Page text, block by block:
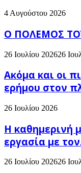
4 Αυγούστου 2026
Ο ΠΟΛΕΜΟΣ
26 Ιουλίου 202626
Ακόμα και οι
ερήμου στον
26 Ιουλίου 2026
H καθημερινή
εργασία με
26 Ιουλίου 202626